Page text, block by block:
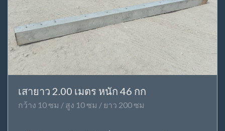
เสายาว 2.00 เมตร หนัก 46 กก
กว้าง 10 ซม / สูง 10 ซม / ยาว 200 ซม